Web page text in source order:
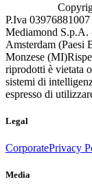
P.Iva
Mediamond S.p.A.
Amsterdam (Paesi
Monzese (MI)
riprodotti è vietata
sistemi di
espresso di
Legal
CorporatePrivacy
Media